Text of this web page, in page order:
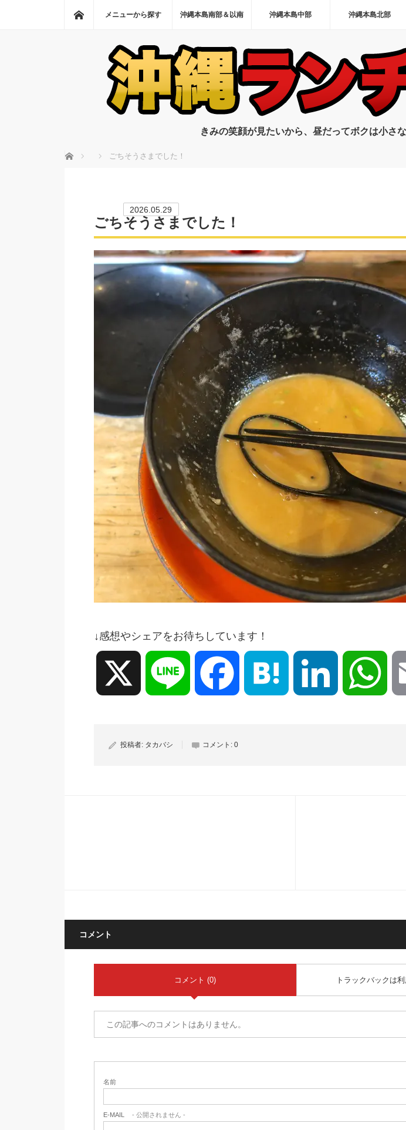
ホーム
メニューから探す 沖縄本島南部＆以南 沖縄本島中部 沖縄本島北部
きみの笑顔が見たいから、昼だってボクは小さ
ホーム ごちそうさまでした！
2026.05.29
ごちそうさまでした！
↓感想やシェアをお待ちしています！
Line Facebook Hatena LinkedIn
投稿者: タカバシ コメント: 0
コメント
コメント (0) トラックバックは利
この記事へのコメントはありません。
名前
E-MAIL - 公開されません -